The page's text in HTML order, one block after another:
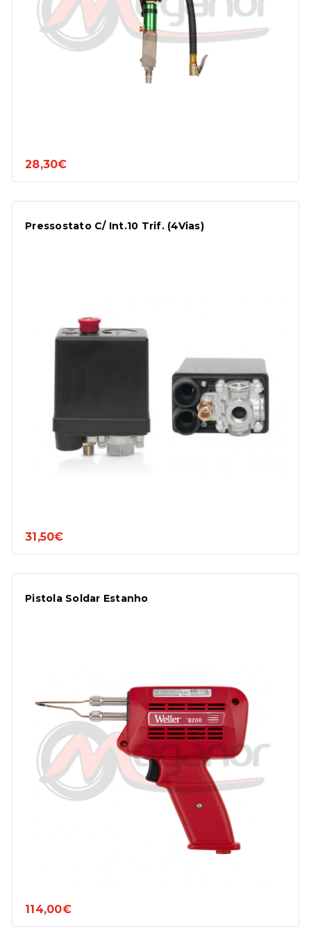
28,30€
Pressostato C/ Int.10 Trif. (4Vias)
31,50€
Pistola Soldar Estanho
114,00€